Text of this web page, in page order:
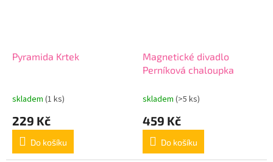
Pyramida Krtek
skladem (1 ks)
229 Kč
Do košíku
Magnetické divadlo
Perníková chaloupka
skladem (>5 ks)
459 Kč
Do košíku